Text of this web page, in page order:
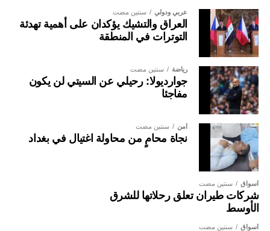
عربي ودولي سنتين مضت
العراق والتشيك يؤكدان على أهمية تهدئة
التوترات في المنطقة
رياضة سنتين مضت
جوارديولا: رحيلي عن السيتي لن يكون
مفاجئا
أمن سنتين مضت
نجاة محامٍ من محاولة اغتيال في بغداد
أسواق سنتين مضت
شركات طيران تعلق رحلاتها للشرق
الأوسط
أسواق سنتين مضت